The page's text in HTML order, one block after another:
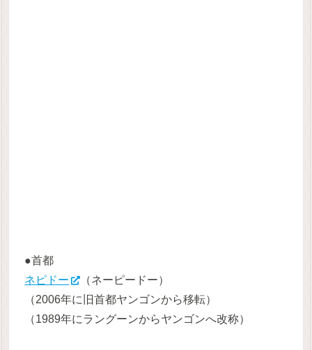
●首都
ネピドー
（ネーピードー）
（2006年に旧首都ヤンゴンから移転）
（1989年にラングーンからヤンゴンへ改称）